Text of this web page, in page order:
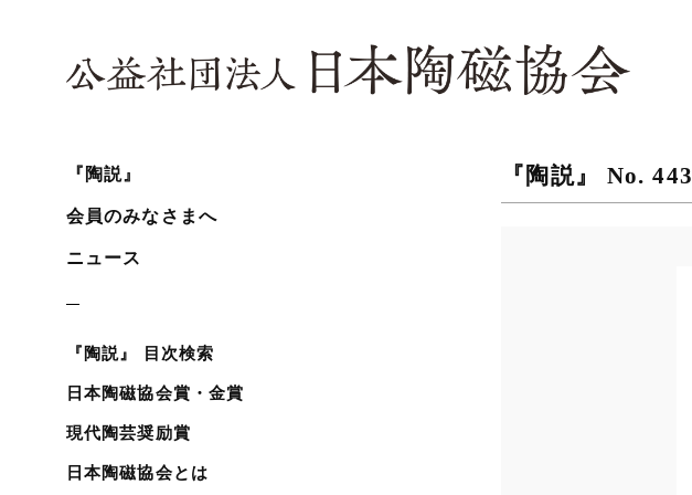
『陶説』
会員のみなさまへ
ニュース
『陶説』 目次検索
日本陶磁協会賞・金賞
現代陶芸奨励賞
日本陶磁協会とは
『陶説』 No. 443